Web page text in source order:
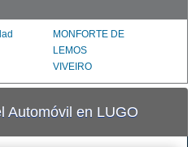
MONFORTE DE
LEMOS
VIVEIRO
Automóvil en LUGO